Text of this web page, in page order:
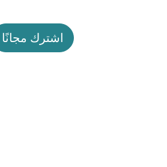
اشترك مجانًا